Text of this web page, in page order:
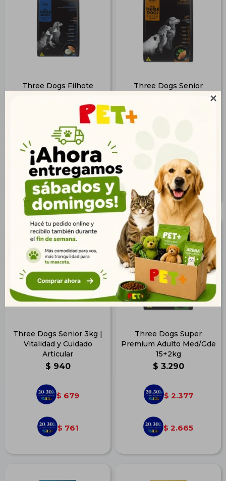

Three Dogs Filhote
Crecimiento Saludable
$ 679
$ 761
Three Dogs Senior
$ 2.908
Three Dogs Senior 3kg |
Vitalidad y Cuidado
Articular
$ 940
$ 679
$ 761
Three Dogs Super
Premium Adulto Med/Gde
15+2kg
$ 3.290
$ 2.377
$ 2.665